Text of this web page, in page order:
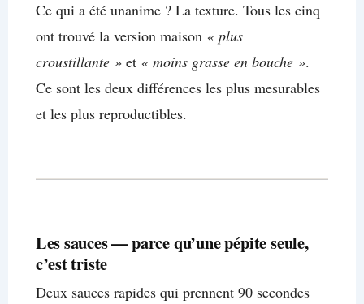
Ce qui a été unanime ? La texture. Tous les cinq
ont trouvé la version maison « plus
croustillante »et « moins grasse en bouche ».
Ce sont les deux différences les plus mesurables
et les plus reproductibles.
Les sauces — parce qu’une pépite seule,
c’est triste
Deux sauces rapides qui prennent 90 secondes